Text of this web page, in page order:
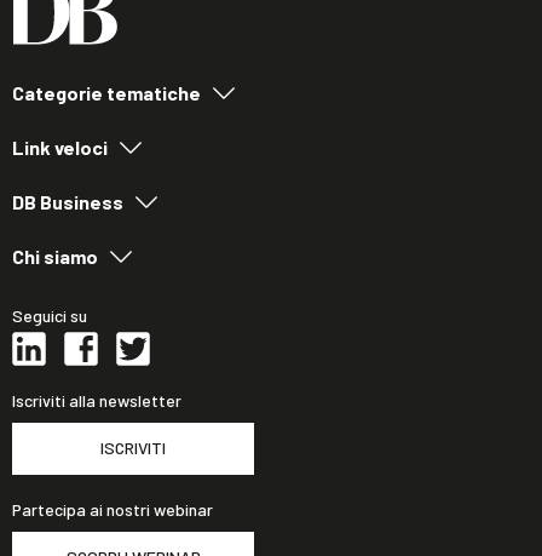
Categorie tematiche
Link veloci
DB Business
Chi siamo
Seguici su
Iscriviti alla newsletter
ISCRIVITI
Partecipa ai nostri webinar